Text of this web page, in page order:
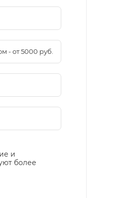
- от 5000 руб.
и
более